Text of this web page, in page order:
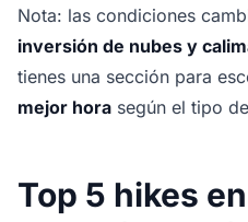
Nota: las condiciones
inversión de nubes y
tienes una sección para
mejor hora según el tipo
Top 5 hikes